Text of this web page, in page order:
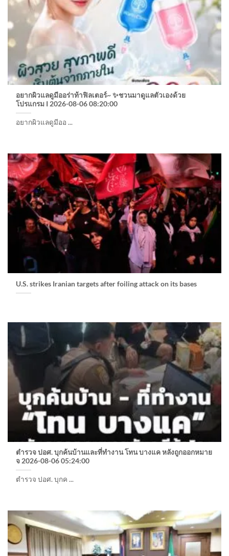
อยากผิวแลดูมีออร่าท้าฟิลเตอร์~ ✨ชวนมาดูแลตัวเองด้วย
โปรแกรม I 2026-08-06 08:20:00
อยากผิวแลดูมีออ ...
U.S. strikes Iranian targets after foiling attack on its bases
ตำรวจ ปอศ. บุกค้นบ้านและที่ทำงาน โทน บางแค หลังถูกออกหมาย
จ 2026-08-06 05:24:00
ตำรวจ ปอศ. บุกค ...